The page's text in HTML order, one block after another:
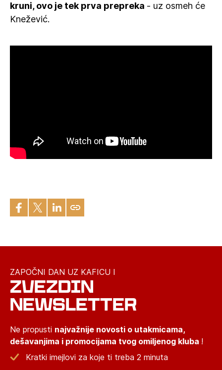
kruni, ovo je tek prva prepreka - uz osmeh će
Knežević.
ZAPOČNI DAN UZ KAFICU I
ZVEZDIN
NEWSLETTER
Ne propusti najvažnije novosti o utakmicama,
dešavanjima i promocijama tvog omiljenog kluba !
Kratki imejlovi za koje ti treba 2 minuta